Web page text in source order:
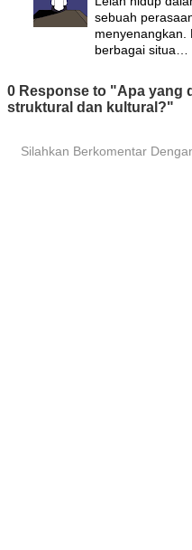
sebuah
menyenangkan.
berbagai situa…
0 Response to "Apa yang
struktural dan kultural?"
Silahkan Berkomentar